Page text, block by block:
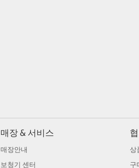
매장 & 서비스
매장안내
보청기 센터
상
구